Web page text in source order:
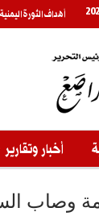
أهداف الثورة اليمنية
أخبار وتقارير
وصاب